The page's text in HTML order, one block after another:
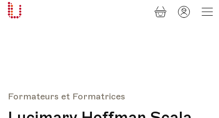
Formateurs et Formatrices
Panier
Mon